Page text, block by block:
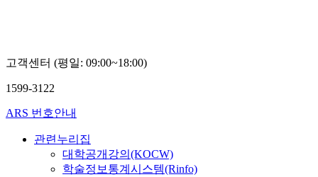
고객센터 (평일: 09:00~18:00)
1599-3122
ARS 번호안내
관련누리집
대학공개강의(KOCW)
학술정보통계시스템(Rinfo)